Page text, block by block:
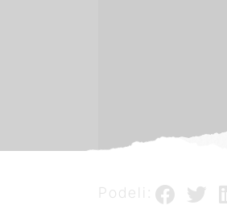
Podeli: